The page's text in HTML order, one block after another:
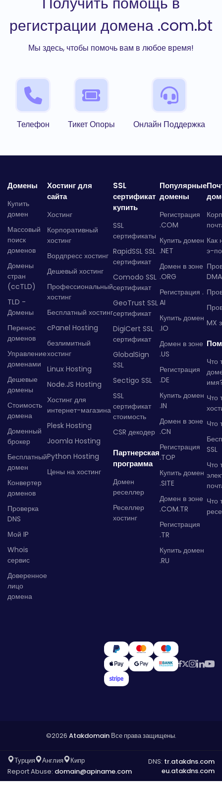
регистрации домена .com.bt
Мы здесь, чтобы помочь вам в любое время!
Телефон Тикет Опоры Онлайн Поддержка
Домены
Купить
домен
Массовый
поиск
доменов
Домены
стран
(ccTLD)
TLD -
Домены
Перенос
доменов
Управление
доменами
Дешевые
домены
Стоимость
домена
Доменный
брокер
Бесплатный
домен
Конвертер
доменов
Проверка
DNS
Мой IP
Whois
сервис
Доверенное
лицо
домена
Хостинг для
сайта
Хостинг
Корпоративный
хостинг
Вордпресс хостинг
Дешевый хостинг
Профессиональный
хостинг
Бесплатный хостинг
cPanel Hosting
безлимитный
хостинг
Linux Hosting
Node.JS Hosting
Хостинг для
интернет-магазина
Plesk Hosting
Joomla Hosting
Python Hosting
Цены на хостинг
SSL
сертификат
купить
SSL
сертификаты
RapidSSL SSL
сертификат
Comodo SSL
сертификат
GeoTrust SSL
сертификат
DigiCert SSL
сертификат
GlobalSign
SSL
Sectigo SSL
SSL
сертификат
стоимость
CSR декодер
Партнерская
программа
Домен
реселлер
Реселлер
хостинг
Популярные
домены
Регистрация
.COM
Купить домен
.NET
Домен в зоне
.ORG
Регистрация .
AI
Купить домен
.IO
Домен в зоне
.US
Регистрация
.DE
Купить домен
.IN
Домен в зоне
.CN
Регистрация
.TOP
Купить домен
.SITE
Домен в зоне
.COM.TR
Регистрация
.TR
Купить домен
.RU
Как
э-
MX
Что
Что
Что
SSL
Что
Что
©2026 AtakdomainВсе права защищены.
Турция Англия
Кипр
Report Abuse: domain@apiname.com
DNS: tr.atakdns.com
eu.atakdns.com